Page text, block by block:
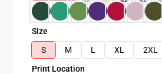
Size
S
M L XL 2XL
Print Location